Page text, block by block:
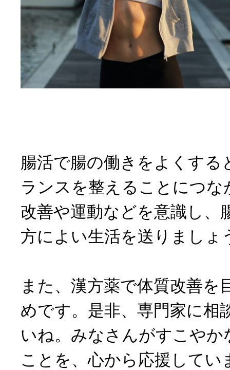
腸活で腸の働きをよくする
ランスを整えることにつな
改善や運動などを意識し、
方によい生活を送りましょ
また、漢方薬で体質改善を
めです。是非、専門家に相
いね。みなさんがすこやか
ことを、心から応援してい